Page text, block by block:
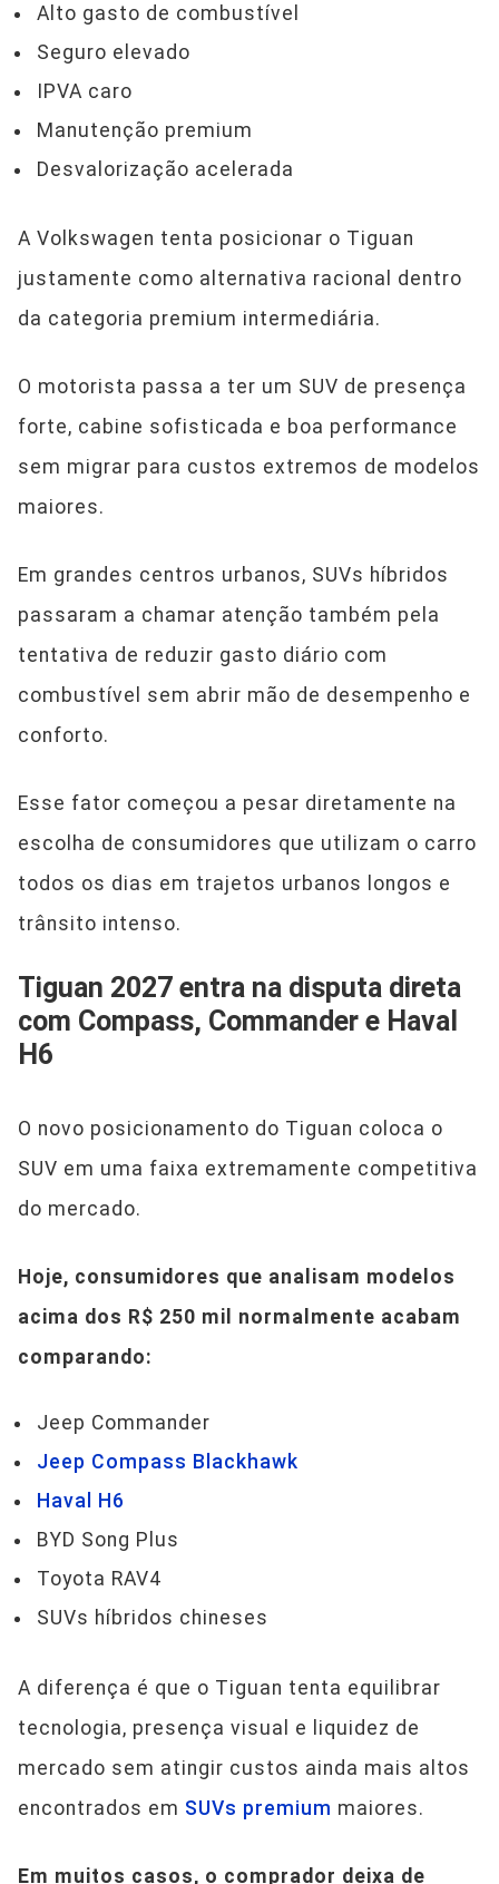
Alto gasto de combustível
Seguro elevado
IPVA caro
Manutenção premium
Desvalorização acelerada
A Volkswagen tenta posicionar o Tiguan
justamente como alternativa racional dentro
da categoria premium intermediária.
O motorista passa a ter um SUV de presença
forte, cabine sofisticada e boa performance
sem migrar para custos extremos de modelos
maiores.
Em grandes centros urbanos, SUVs híbridos
passaram a chamar atenção também pela
tentativa de reduzir gasto diário com
combustível sem abrir mão de desempenho e
conforto.
Esse fator começou a pesar diretamente na
escolha de consumidores que utilizam o carro
todos os dias em trajetos urbanos longos e
trânsito intenso.
Tiguan 2027 entra na disputa direta
com Compass, Commander e Haval
H6
O novo posicionamento do Tiguan coloca o
SUV em uma faixa extremamente competitiva
do mercado.
Hoje, consumidores que analisam modelos
acima dos R$ 250 mil normalmente acabam
comparando:
Jeep Commander
Jeep Compass Blackhawk
Haval H6
BYD Song Plus
Toyota RAV4
SUVs híbridos chineses
A diferença é que o Tiguan tenta equilibrar
tecnologia, presença visual e liquidez de
mercado sem atingir custos ainda mais altos
encontrados em SUVs premium maiores.
Em muitos casos, o comprador deixa de